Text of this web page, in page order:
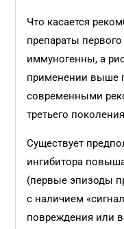
Что касается
препараты
иммуногенны, а
применении выше
современными
третьего
Существует
ингибитора
(первые эпизоды
с наличием
повреждения или